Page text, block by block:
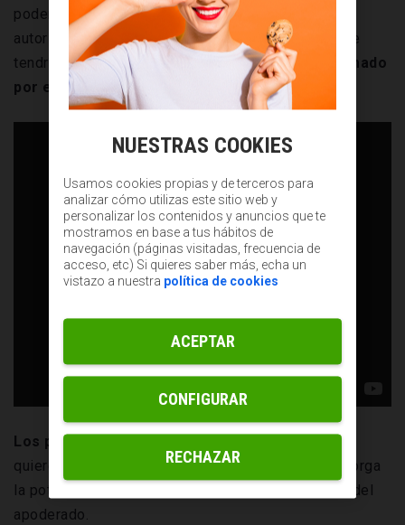
poderdante en aquellas gestiones que se hayan
autorizado. Para demostrar dicha autorización, este
tendrá que enseñar una
copia del documento firmado
por el notario.
Los poderes notariales son unilaterales,
lo que
quiere decir que la persona física o jurídica que otorga
la potestad no necesita contar con la autorización del
apoderado.
NUESTRAS COOKIES
Usamos cookies propias y de terceros para
analizar cómo utilizas este sitio web y
personalizar los contenidos y anuncios que te
mostramos en base a tus hábitos de
navegación (páginas visitadas, frecuencia de
acceso, etc) Si quieres saber más, echa un
vistazo a nuestra política de cookies
RECHAZAR
ACEPTAR
CONFIGURAR